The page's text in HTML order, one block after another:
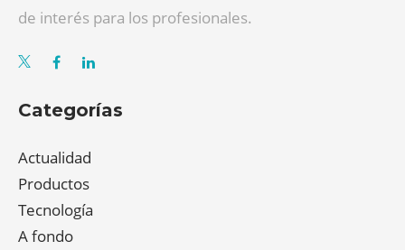
de interés para los profesionales.
Categorías
Actualidad
Productos
Tecnología
A fondo